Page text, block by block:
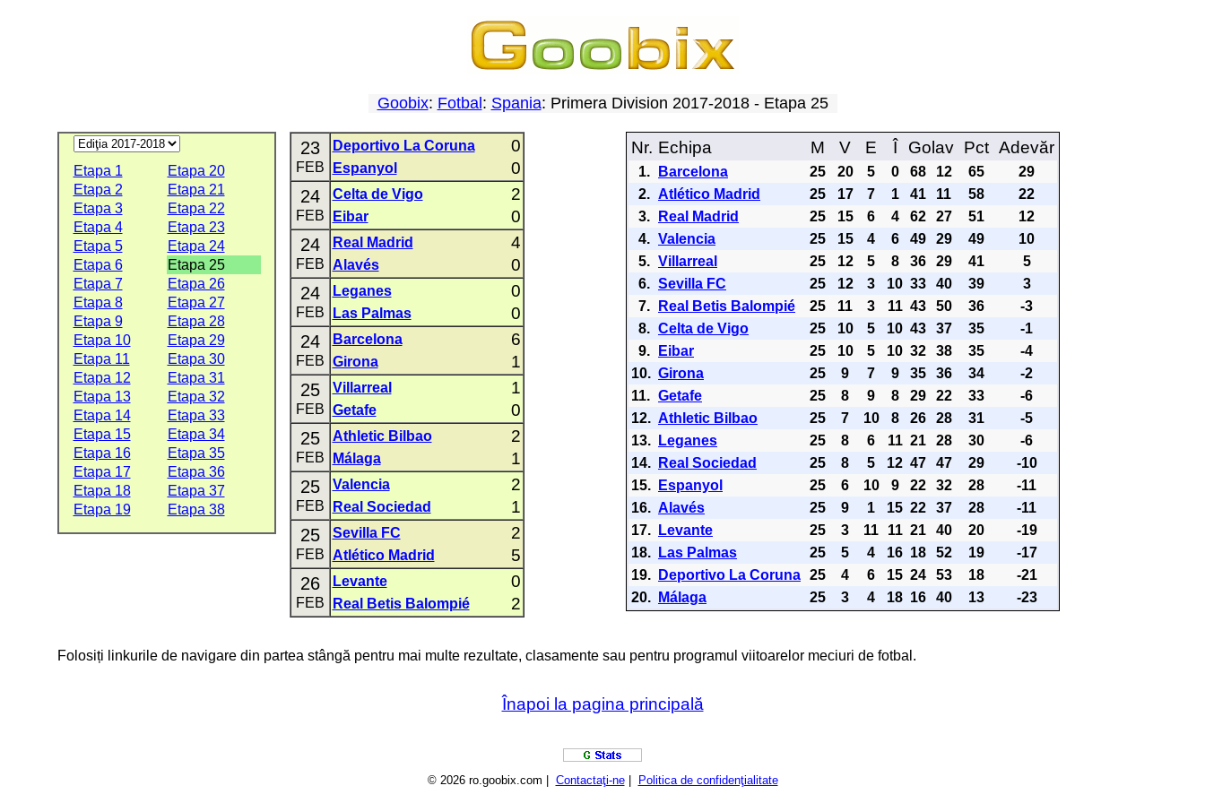
Goobix: Fotbal : Spania: Primera Division 2017-2018 - Etapa 25
Etapa 1
Etapa 20
Etapa 2
Etapa 21
Etapa 3
Etapa 22
Etapa 4
Etapa 23
Etapa 5
Etapa 24
Etapa 6
Etapa 25
Etapa 7
Etapa 26
Etapa 8
Etapa 27
Etapa 9
Etapa 28
Etapa 10
Etapa 29
Etapa 11
Etapa 30
Etapa 12
Etapa 31
Etapa 13
Etapa 32
Etapa 14
Etapa 33
Etapa 15
Etapa 34
Etapa 16
Etapa 35
Etapa 17
Etapa 36
Etapa 18
Etapa 37
Etapa 19
Etapa 38
23
FEB
Deportivo La Coruna 0
Espanyol 0
24
FEB
Celta de Vigo 2
Eibar 0
24
FEB
Real Madrid 4
Alavés 0
24
FEB
Leganes 0
Las Palmas 0
24
FEB
Barcelona 6
Girona 1
25
FEB
Villarreal 1
Getafe 0
25
FEB
Athletic Bilbao 2
Málaga 1
25
FEB
Valencia 2
Real Sociedad 1
25
FEB
Sevilla FC 2
Atlético Madrid 5
26
FEB
Levante 0
Real Betis Balompié 2
Nr. Echipa M V E Î Golav Pct Adevăr
1. Barcelona 25 20 5 0 68 12 65
29
2. Atlético Madrid 25 17 7 1 41 11 58
22
3.
Real Madrid 25 15 6 4 62 27 51
12
4. Valencia 25 15 4 6 49 29 49
10
5. Villarreal 25 12 5 8 36 29 41
5
6. Sevilla FC 25 12 3 10 33 40 39
3
7.
Real Betis Balompié 25 11 3 11 43 50 36
-3
8. Celta de Vigo 25 10 5 10 43 37 35
-1
9.
Eibar 25 10 5 10 32 38 35
-4
10. Girona 25 9 7 9 35 36 34
-2
11. Getafe 25 8 9 8 29 22 33
-6
12. Athletic Bilbao 25 7 10 8 26 28 31
-5
13.
Leganes 25 8 6 11 21 28 30
-6
14.
Real Sociedad 25 8 5 12 47 47 29
-10
15.
Espanyol 25 6 10 9 22 32 28
-11
16. Alavés 25 9 1 15 22 37 28
-11
17.
Levante 25 3 11 11 21 40 20
-19
18.
Las Palmas 25 5 4 16 18 52 19
-17
19.
Deportivo La Coruna 25 4 6 15 24 53 18
-21
20.
Málaga 25 3 4 18 16 40 13 -23
Folosiți linkurile de navigare din partea stângă pentru mai multe rezultate, clasamente sau pentru programul viitoarelor meciuri de fotbal.
Înapoi la pagina principală
© 2026 ro.goobix.com | Contactaţi-ne| Politica de confidenţialitate